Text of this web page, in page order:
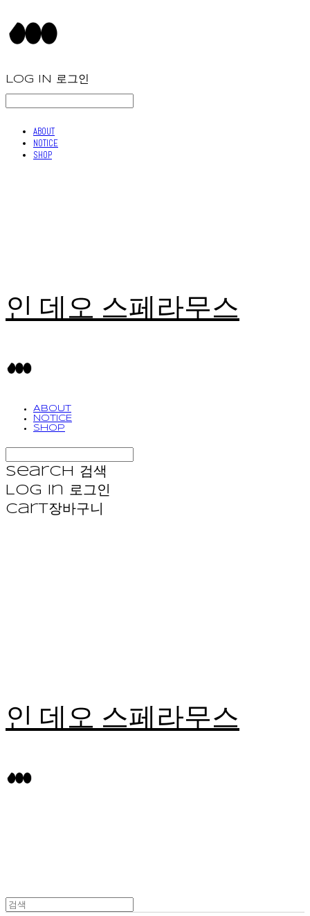
LOG IN 로그인
ABOUT
NOTICE
SHOP
인 데오 스페라무스
ABOUT
NOTICE
SHOP
Search
검색
Log In 로그인
Cart장바구니
인 데오 스페라무스